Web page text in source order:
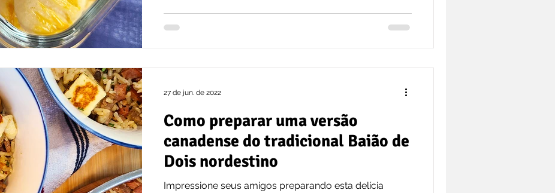
Como preparar uma versão
canadense do tradicional Baião de
Dois nordestino
Impressione seus amigos preparando esta delícia
27 de jun. de 2022